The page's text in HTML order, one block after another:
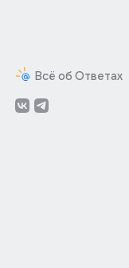
Всё об Ответах